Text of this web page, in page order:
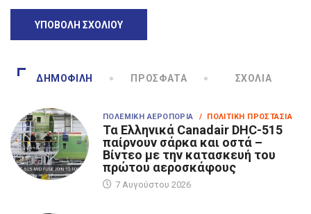
ΔΗΜΟΦΙΛΉ ΠΡΌΣΦΑΤΑ ΣΧΌΛΙΑ
ΠΟΛΕΜΙΚΉ ΑΕΡΟΠΟΡΊΑ / ΠΟΛΙΤΙΚΉ ΠΡΟΣΤΑΣΊΑ
Τα Eλληνικά Canadair DHC-515
παίρνουν σάρκα και οστά –
Βίντεο με την κατασκευή του
πρώτου αεροσκάφους
7 Αυγούστου 2026